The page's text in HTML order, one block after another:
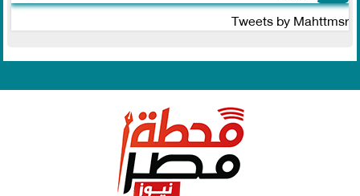
Tweets by Mahttmsr